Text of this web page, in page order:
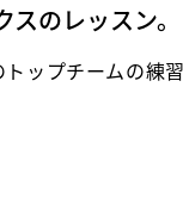
のレッスン。
ップチームの練